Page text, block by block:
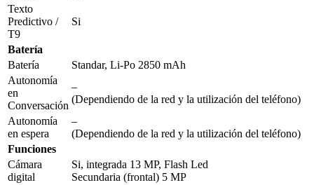
Texto
Predictivo /
T9
Si
Batería
Batería
Standar, Li-Po 2850 mAh
Autonomía
en
Conversación
–
(Dependiendo de la red y la utilización del teléfono)
Autonomía
en espera
–
(Dependiendo de la red y la utilización del teléfono)
Funciones
Cámara
digital
Si, integrada 13 MP, Flash Led
Secundaria (frontal) 5 MP